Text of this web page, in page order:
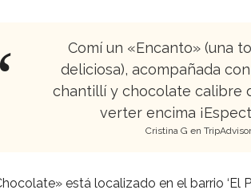
Comí un «Encanto» (una
deliciosa), acompañada
chantillí y chocolate calibre
verter encima
Cristina G en
está localizado en el barrio ‘El